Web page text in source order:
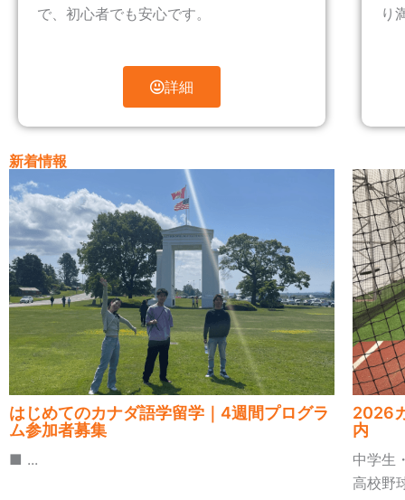
で、初心者でも安心です。
詳細
り
新着情報
はじめてのカナダ語学留学｜4週間プログラ
ム参加者募集
■ ...
2026
内
中学生
高校野